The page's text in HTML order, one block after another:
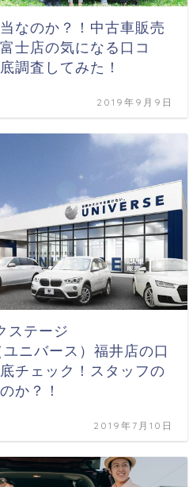
なのか？！中古車販売
士店の気になる口コ
調査してみた！
2019年9月9日
ステージ
ニバース）福井店の口
チェック！スタッフの
か？！
2019年7月10日